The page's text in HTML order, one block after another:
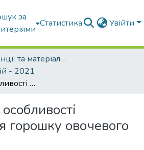
за
Статистика Увійти
Конференції та матеріали конференцій
- 2021
Значення та особливості вирощування горошку овочевого
горошку овочевого